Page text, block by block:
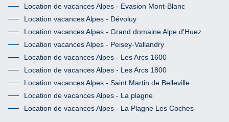
Location de vacances Alpes - Evasion Mont-Blanc
Location vacances Alpes - Dévoluy
Location vacances Alpes - Grand domaine Alpe d'Huez
Location vacances Alpes - Peisey-Vallandry
Location de vacances Alpes - Les Arcs 1600
Location de vacances Alpes - Les Arcs 1800
Location vacances Alpes - Saint Martin de Belleville
Location de vacances Alpes - La plagne
Location de vacances Alpes - La Plagne Les Coches